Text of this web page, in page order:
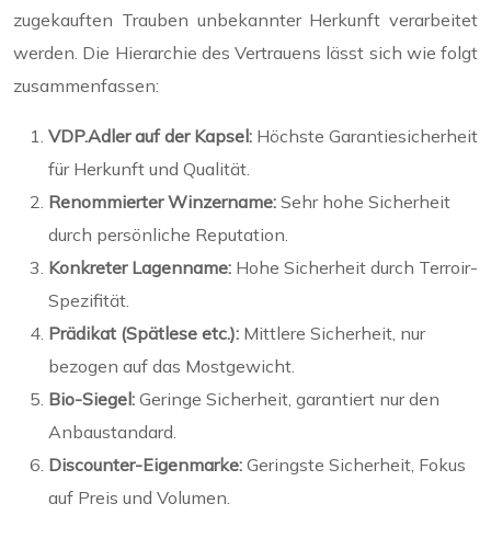
zugekauften Trauben unbekannter Herkunft verarbeitet
werden. Die Hierarchie des Vertrauens lässt sich wie folgt
zusammenfassen:
VDP.Adler auf der Kapsel: Höchste Garantiesicherheit
für Herkunft und Qualität.
Renommierter Winzername: Sehr hohe Sicherheit
durch persönliche Reputation.
Konkreter Lagenname: Hohe Sicherheit durch Terroir-
Spezifität.
Prädikat (Spätlese etc.): Mittlere Sicherheit, nur
bezogen auf das Mostgewicht.
Bio-Siegel: Geringe Sicherheit, garantiert nur den
Anbaustandard.
Discounter-Eigenmarke: Geringste Sicherheit, Fokus
auf Preis und Volumen.